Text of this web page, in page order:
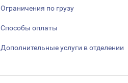
Ограничения по грузу
Способы оплаты
Дополнительные услуги в отделении